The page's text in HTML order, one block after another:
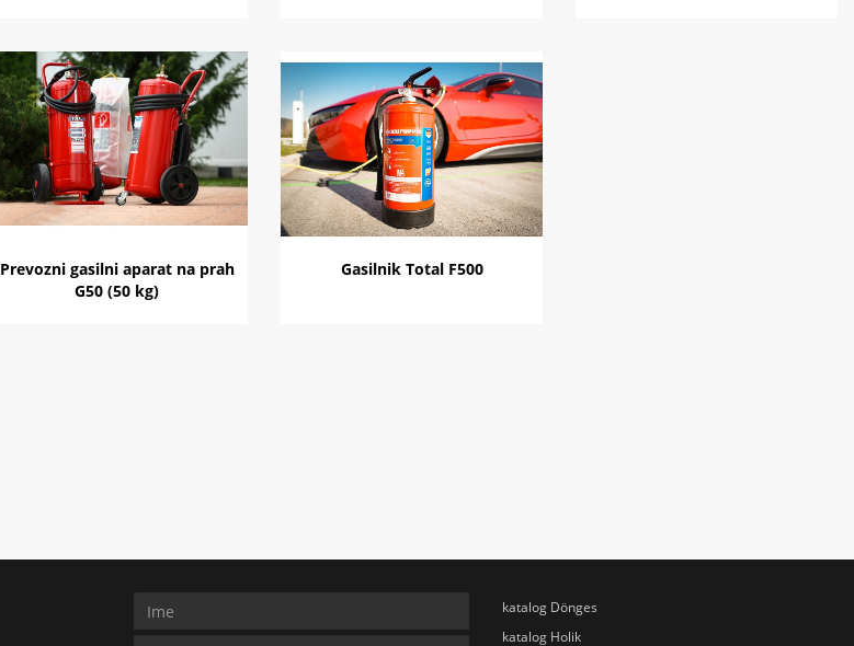
Prevozni gasilni aparat na prah
G50 (50 kg)
Gasilnik Total F500
katalog Dönges
katalog Holik